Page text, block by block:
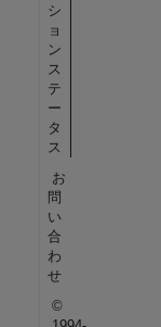
シ
ョ
ン
ス
テ
ー
タ
ス
お
問
い
合
わ
せ
©